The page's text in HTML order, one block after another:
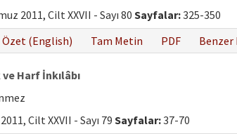
2011, Cilt XXVII - Sayı 80 Sayfalar:325-350
Özet (English) Tam Metin PDF Benzer
Harf İnkılâbı
Cilt XXVII - Sayı 79 Sayfalar:37-70